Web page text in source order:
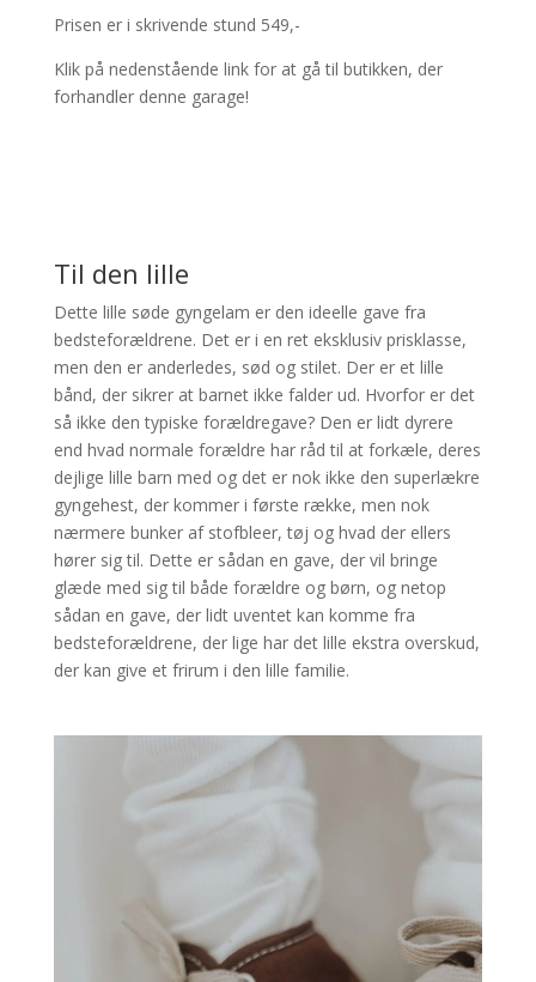
Prisen er i skrivende stund 549,-
Klik på nedenstående link for at gå til butikken, der
forhandler denne garage!
Til den lille
Dette lille søde gyngelam er den ideelle gave fra
bedsteforældrene. Det er i en ret eksklusiv prisklasse,
men den er anderledes, sød og stilet. Der er et lille
bånd, der sikrer at barnet ikke falder ud. Hvorfor er det
så ikke den typiske forældregave? Den er lidt dyrere
end hvad normale forældre har råd til at forkæle, deres
dejlige lille barn med og det er nok ikke den superlækre
gyngehest, der kommer i første række, men nok
nærmere bunker af stofbleer, tøj og hvad der ellers
hører sig til. Dette er sådan en gave, der vil bringe
glæde med sig til både forældre og børn, og netop
sådan en gave, der lidt uventet kan komme fra
bedsteforældrene, der lige har det lille ekstra overskud,
der kan give et frirum i den lille familie.